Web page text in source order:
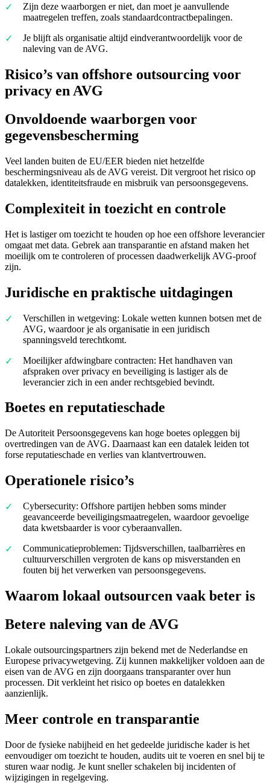
Zijn deze waarborgen er niet, dan moet je aanvullende
maatregelen treffen, zoals standaardcontractbepalingen.
Je blijft als organisatie altijd eindverantwoordelijk voor de
naleving van de AVG.
Risico’s van offshore outsourcing voor
privacy en AVG
Onvoldoende waarborgen voor
gegevensbescherming
Veel landen buiten de EU/EER bieden niet hetzelfde
beschermingsniveau als de AVG vereist. Dit vergroot het risico op
datalekken, identiteitsfraude en misbruik van persoonsgegevens.
Complexiteit in toezicht en controle
Het is lastiger om toezicht te houden op hoe een offshore leverancier
omgaat met data. Gebrek aan transparantie en afstand maken het
moeilijk om te controleren of processen daadwerkelijk AVG-proof
zijn.
Juridische en praktische uitdagingen
Verschillen in wetgeving: Lokale wetten kunnen botsen met de
AVG, waardoor je als organisatie in een juridisch
spanningsveld terechtkomt.
Moeilijker afdwingbare contracten: Het handhaven van
afspraken over privacy en beveiliging is lastiger als de
leverancier zich in een ander rechtsgebied bevindt.
Boetes en reputatieschade
De Autoriteit Persoonsgegevens kan hoge boetes opleggen bij
overtredingen van de AVG. Daarnaast kan een datalek leiden tot
forse reputatieschade en verlies van klantvertrouwen.
Operationele risico’s
Cybersecurity: Offshore partijen hebben soms minder
geavanceerde beveiligingsmaatregelen, waardoor gevoelige
data kwetsbaarder is voor cyberaanvallen.
Communicatieproblemen: Tijdsverschillen, taalbarrières en
cultuurverschillen vergroten de kans op misverstanden en
fouten bij het verwerken van persoonsgegevens.
Waarom lokaal outsourcen vaak beter is
Betere naleving van de AVG
Lokale outsourcingspartners zijn bekend met de Nederlandse en
Europese privacywetgeving. Zij kunnen makkelijker voldoen aan de
eisen van de AVG en zijn doorgaans transparanter over hun
processen. Dit verkleint het risico op boetes en datalekken
aanzienlijk.
Meer controle en transparantie
Door de fysieke nabijheid en het gedeelde juridische kader is het
eenvoudiger om toezicht te houden, audits uit te voeren en snel bij te
sturen waar nodig. Je kunt sneller schakelen bij incidenten of
wijzigingen in regelgeving.